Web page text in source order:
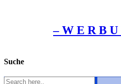
– W Ε R Β U
Suche